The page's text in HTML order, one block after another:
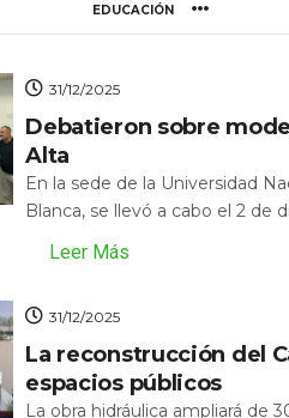
EDUCACIÓN
31/12/2025
Debatieron sobre
Alta
En la sede de la Universidad
Blanca, se llevó a cabo el 2 de
Leer Más
31/12/2025
La reconstrucción del
espacios públicos
La obra hidráulica ampliará de